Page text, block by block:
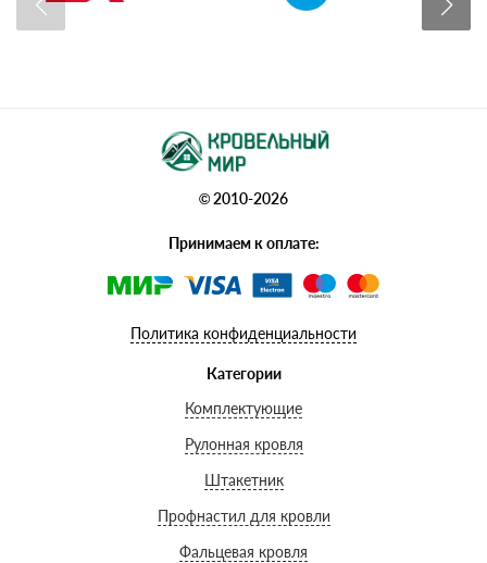
© 2010-2026
Принимаем к оплате:
Политика конфиденциальности
Категории
Комплектующие
Рулонная кровля
Штакетник
Профнастил для кровли
Фальцевая кровля